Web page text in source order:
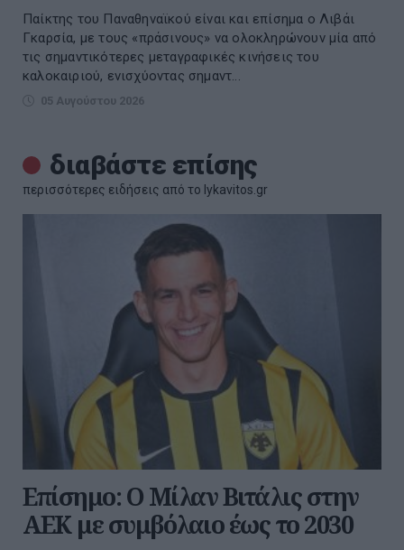
Παίκτης του Παναθηναϊκού είναι και επίσημα ο Λιβάι
Γκαρσία, με τους «πράσινους» να ολοκληρώνουν μία από
τις σημαντικότερες μεταγραφικές κινήσεις του
καλοκαιριού, ενισχύοντας σημαντ...
05 Αυγούστου 2026
διαβάστε επίσης
περισσότερες ειδήσεις από το lykavitos.gr
Επίσημο: Ο Μίλαν Βιτάλις στην
ΑΕΚ με συμβόλαιο έως το 2030